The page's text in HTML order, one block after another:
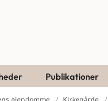
Publikationer